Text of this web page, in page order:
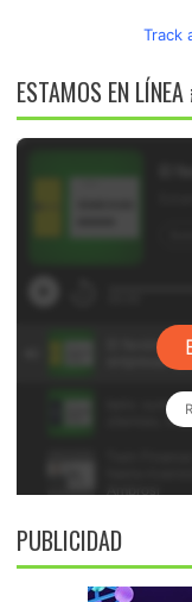
Track
ESTAMOS EN
PUBLICIDAD